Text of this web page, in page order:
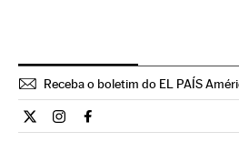
Receba o boletim do EL PAÍS
Internacional El País Brasil en
Internacional El País Brasil
Internacional El País